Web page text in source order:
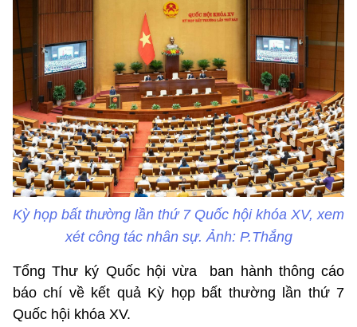
Kỳ họp bất thường lần thứ 7 Quốc hội khóa XV, xem
xét công tác nhân sự. Ảnh: P.Thắng
Tổng Thư ký Quốc hội vừa ban hành thông cáo
báo chí về kết quả Kỳ họp bất thường lần thứ 7
Quốc hội khóa XV.